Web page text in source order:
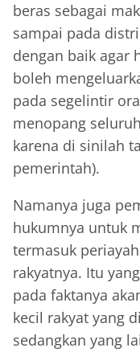
beras sebagai
sampai pada
dengan baik agar
boleh
pada segelintir
menopang
karena di sinilah
pemerintah).
Namanya juga
hukumnya untuk
termasuk
rakyatnya. Itu
pada faktanya
kecil rakyat yang
sedangkan yang